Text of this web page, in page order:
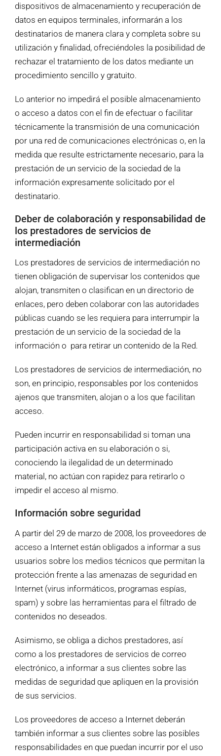
dispositivos de almacenamiento y recuperación de
datos en equipos terminales, informarán a los
destinatarios de manera clara y completa sobre su
utilización y finalidad, ofreciéndoles la posibilidad de
rechazar el tratamiento de los datos mediante un
procedimiento sencillo y gratuito.
Lo anterior no impedirá el posible almacenamiento
o acceso a datos con el fin de efectuar o facilitar
técnicamente la transmisión de una comunicación
por una red de comunicaciones electrónicas o, en la
medida que resulte estrictamente necesario, para la
prestación de un servicio de la sociedad de la
información expresamente solicitado por el
destinatario.
Deber de colaboración y responsabilidad de
los prestadores de servicios de
intermediación
Los prestadores de servicios de intermediación no
tienen obligación de supervisar los contenidos que
alojan, transmiten o clasifican en un directorio de
enlaces, pero deben colaborar con las autoridades
públicas cuando se les requiera para interrumpir la
prestación de un servicio de la sociedad de la
información o para retirar un contenido de la Red.
Los prestadores de servicios de intermediación, no
son, en principio, responsables por los contenidos
ajenos que transmiten, alojan o a los que facilitan
acceso.
Pueden incurrir en responsabilidad si toman una
participación activa en su elaboración o si,
conociendo la ilegalidad de un determinado
material, no actúan con rapidez para retirarlo o
impedir el acceso al mismo.
Información sobre seguridad
A partir del 29 de marzo de 2008, los proveedores de
acceso a Internet están obligados a informar a sus
usuarios sobre los medios técnicos que permitan la
protección frente a las amenazas de seguridad en
Internet (virus informáticos, programas espías,
spam) y sobre las herramientas para el filtrado de
contenidos no deseados.
Asimismo, se obliga a dichos prestadores, así
como a los prestadores de servicios de correo
electrónico, a informar a sus clientes sobre las
medidas de seguridad que apliquen en la provisión
de sus servicios.
Los proveedores de acceso a Internet deberán
también informar a sus clientes sobre las posibles
responsabilidades en que puedan incurrir por el uso